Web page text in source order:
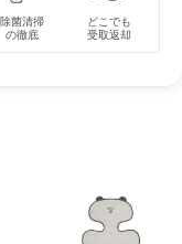
除菌清掃
の徹底
どこでも
受取返却